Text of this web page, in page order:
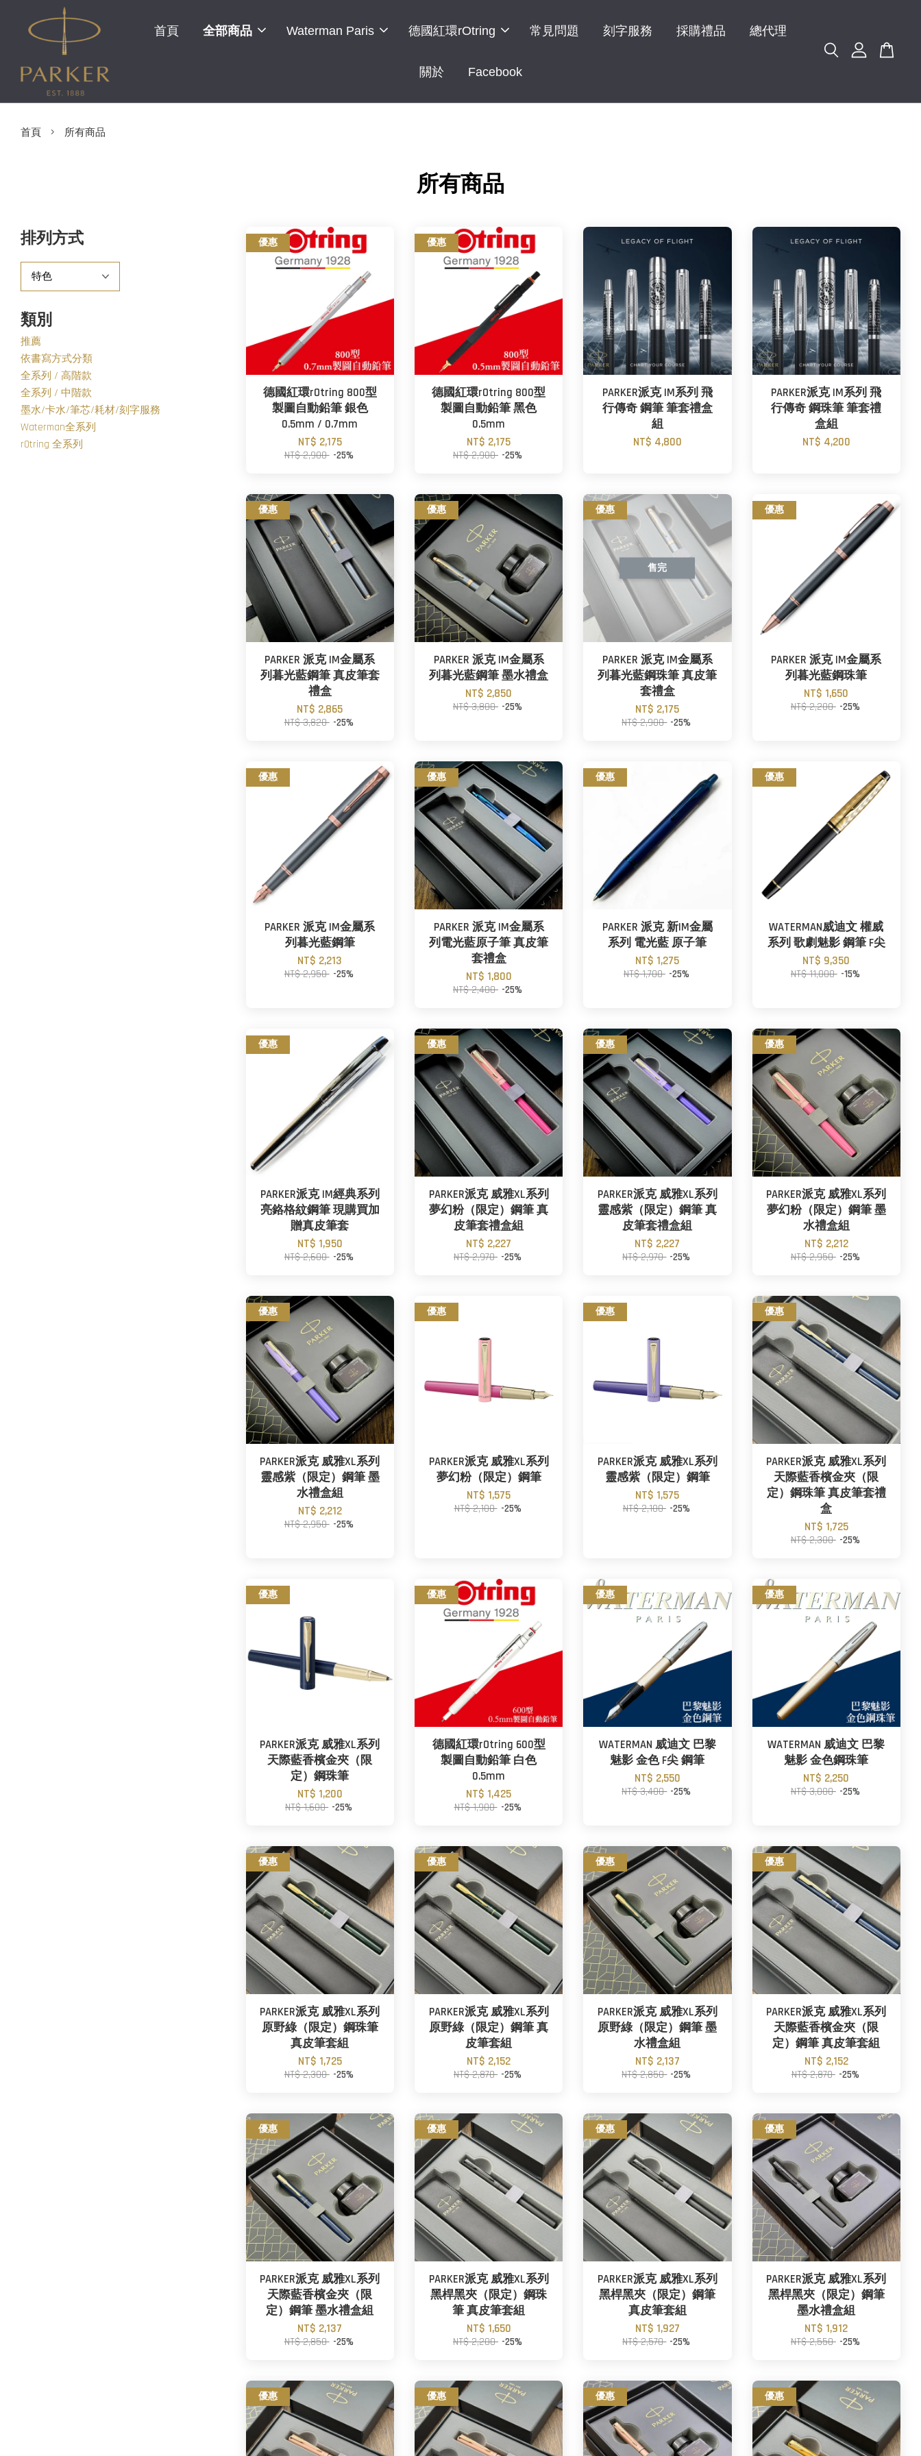
首頁 全部商品 Waterman Paris 德國紅環rOtring 常見問題 刻字服務 採購禮品 總代理
關於 Facebook
首頁 › 所有商品
所有商品
排列方式
類別
推薦
依書寫方式分類
全系列 / 高階款
全系列 / 中階款
墨水/卡水/筆芯/耗材/刻字服務
Waterman全系列
rOtring 全系列
優惠
德國紅環rOtring 800型
製圖自動鉛筆 銀色
0.5mm / 0.7mm
NT$ 2,175
NT$ 2,900 -25%
優惠
德國紅環rOtring 800型
製圖自動鉛筆 黑色
0.5mm
NT$ 2,175
NT$ 2,900 -25%
PARKER派克 IM系列 飛
行傳奇 鋼筆 筆套禮盒
組
NT$ 4,800
PARKER派克 IM系列 飛
行傳奇 鋼珠筆 筆套禮
盒組
NT$ 4,200
優惠
PARKER 派克 IM金屬系
列暮光藍鋼筆 真皮筆套
禮盒
NT$ 2,865
NT$ 3,820 -25%
優惠
PARKER 派克 IM金屬系
列暮光藍鋼筆 墨水禮盒
NT$ 2,850
NT$ 3,800 -25%
優惠
售完
PARKER 派克 IM金屬系
列暮光藍鋼珠筆 真皮筆
套禮盒
NT$ 2,175
NT$ 2,900 -25%
優惠
PARKER 派克 IM金屬系
列暮光藍鋼珠筆
NT$ 1,650
NT$ 2,200 -25%
優惠
PARKER 派克 IM金屬系
列暮光藍鋼筆
NT$ 2,213
NT$ 2,950 -25%
優惠
PARKER 派克 IM金屬系
列電光藍原子筆 真皮筆
套禮盒
NT$ 1,800
NT$ 2,400 -25%
優惠
PARKER 派克 新IM金屬
系列 電光藍 原子筆
NT$ 1,275
NT$ 1,700 -25%
優惠
WATERMAN威迪文 權威
系列 歌劇魅影 鋼筆 F尖
NT$ 9,350
NT$ 11,000 -15%
優惠
PARKER派克 IM經典系列
亮鉻格紋鋼筆 現購買加
贈真皮筆套
NT$ 1,950
NT$ 2,600 -25%
優惠
PARKER派克 威雅XL系列
夢幻粉（限定）鋼筆 真
皮筆套禮盒組
NT$ 2,227
NT$ 2,970 -25%
優惠
PARKER派克 威雅XL系列
靈感紫（限定）鋼筆 真
皮筆套禮盒組
NT$ 2,227
NT$ 2,970 -25%
優惠
PARKER派克 威雅XL系列
夢幻粉（限定）鋼筆 墨
水禮盒組
NT$ 2,212
NT$ 2,950 -25%
優惠
PARKER派克 威雅XL系列
靈感紫（限定）鋼筆 墨
水禮盒組
NT$ 2,212
NT$ 2,950 -25%
優惠
PARKER派克 威雅XL系列
夢幻粉（限定）鋼筆
NT$ 1,575
NT$ 2,100 -25%
優惠
PARKER派克 威雅XL系列
靈感紫（限定）鋼筆
NT$ 1,575
NT$ 2,100 -25%
優惠
PARKER派克 威雅XL系列
天際藍香檳金夾（限
定）鋼珠筆 真皮筆套禮
盒
NT$ 1,725
NT$ 2,300 -25%
優惠
PARKER派克 威雅XL系列
天際藍香檳金夾（限
定）鋼珠筆
NT$ 1,200
NT$ 1,600 -25%
優惠
德國紅環rOtring 600型
製圖自動鉛筆 白色
0.5mm
NT$ 1,425
NT$ 1,900 -25%
優惠
WATERMAN 威迪文 巴黎
魅影 金色 F尖 鋼筆
NT$ 2,550
NT$ 3,400 -25%
優惠
WATERMAN 威迪文 巴黎
魅影 金色鋼珠筆
NT$ 2,250
NT$ 3,000 -25%
優惠
PARKER派克 威雅XL系列
原野綠（限定）鋼珠筆
真皮筆套組
NT$ 1,725
NT$ 2,300 -25%
優惠
PARKER派克 威雅XL系列
原野綠（限定）鋼筆 真
皮筆套組
NT$ 2,152
NT$ 2,870 -25%
優惠
PARKER派克 威雅XL系列
原野綠（限定）鋼筆 墨
水禮盒組
NT$ 2,137
NT$ 2,850 -25%
優惠
PARKER派克 威雅XL系列
天際藍香檳金夾（限
定）鋼筆 真皮筆套組
NT$ 2,152
NT$ 2,870 -25%
優惠
PARKER派克 威雅XL系列
天際藍香檳金夾（限
定）鋼筆 墨水禮盒組
NT$ 2,137
NT$ 2,850 -25%
優惠
PARKER派克 威雅XL系列
黑桿黑夾（限定）鋼珠
筆 真皮筆套組
NT$ 1,650
NT$ 2,200 -25%
優惠
PARKER派克 威雅XL系列
黑桿黑夾（限定）鋼筆
真皮筆套組
NT$ 1,927
NT$ 2,570 -25%
優惠
PARKER派克 威雅XL系列
黑桿黑夾（限定）鋼筆
墨水禮盒組
NT$ 1,912
NT$ 2,550 -25%
優惠 優惠 優惠 優惠